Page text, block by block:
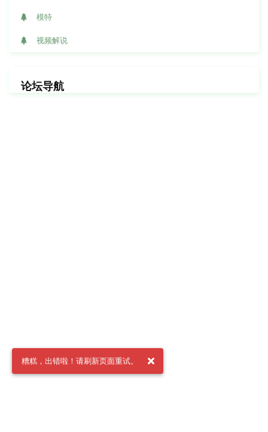
模特
视频解说
论坛导航
糟糕，出错啦！请刷新页面重试。